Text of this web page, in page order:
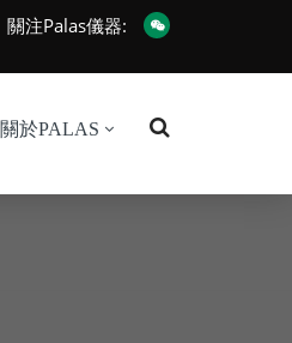
關注Palas儀器:
關於PALAS